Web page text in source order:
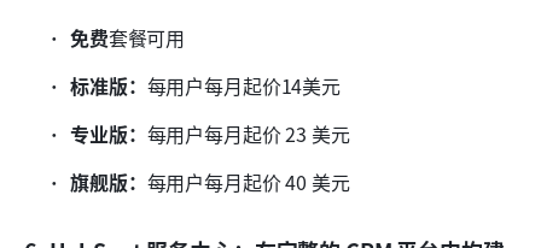
免费套餐可用
标准版： 每用户每月起价14美元
专业版： 每用户每月起价 23 美元
旗舰版： 每用户每月起价 40 美元